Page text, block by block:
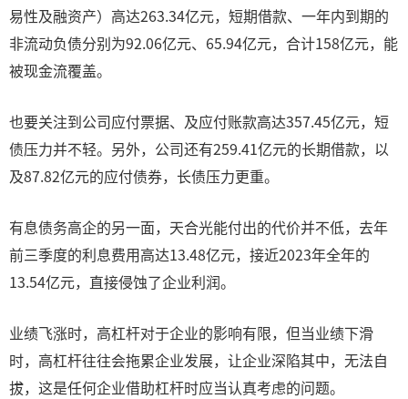
易性及融资产）高达263.34亿元，短期借款、一年内到期的
非流动负债分别为92.06亿元、65.94亿元，合计158亿元，能
被现金流覆盖。
也要关注到公司应付票据、及应付账款高达357.45亿元，短
债压力并不轻。另外，公司还有259.41亿元的长期借款，以
及87.82亿元的应付债券，长债压力更重。
有息债务高企的另一面，天合光能付出的代价并不低，去年
前三季度的利息费用高达13.48亿元，接近2023年全年的
13.54亿元，直接侵蚀了企业利润。
业绩飞涨时，高杠杆对于企业的影响有限，但当业绩下滑
时，高杠杆往往会拖累企业发展，让企业深陷其中，无法自
拔，这是任何企业借助杠杆时应当认真考虑的问题。